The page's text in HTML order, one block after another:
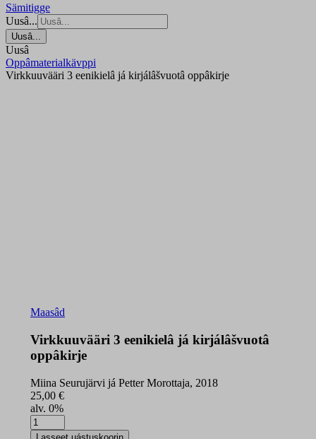
Sämitigge
Uusâ...
Uusâ...
Uusâ
Oppâmaterialkävppi
Virkkuuvääri 3 eenikielâ já kirjálâšvuotâ oppâkirje
Maasâd
Virkkuuvääri 3 eenikielâ já kirjálâšvuotâ
oppâkirje
Miina Seurujärvi já Petter Morottaja, 2018
25,00 €
alv. 0%
Virkkuuvääri
3